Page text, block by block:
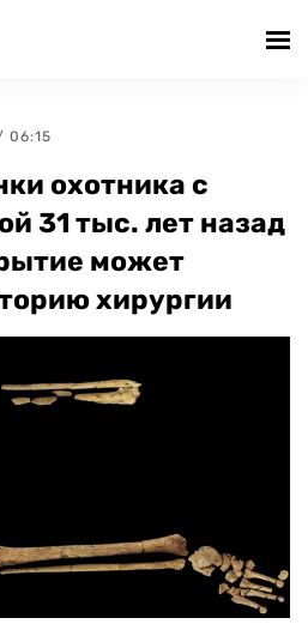
06:15
охотника с
31 тыс. лет назад
может
хирургии